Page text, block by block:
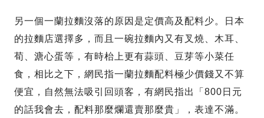
另一個一蘭拉麵沒落的原因是定價高及配料少。日本
的拉麵店選擇多，而且一碗拉麵內又有叉燒、木耳、
荀、溏心蛋等，有時枱上更有蒜頭、豆芽等小菜任
食，相比之下，網民指一蘭拉麵配料極少價錢又不算
便宜，自然無法吸引回頭客，有網民指出「800日元
的話我會去，配料那麼爛還賣那麼貴」，表達不滿。